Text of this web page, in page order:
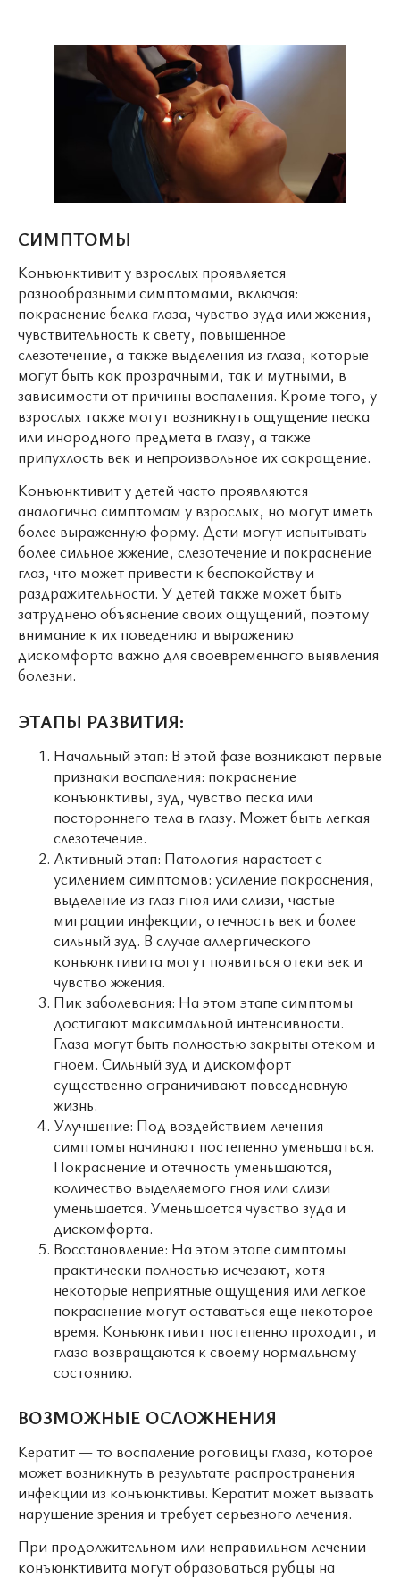
СИМПТОМЫ
Конъюнктивит у взрослых проявляется
разнообразными симптомами, включая:
покраснение белка глаза, чувство зуда или жжения,
чувствительность к свету, повышенное
слезотечение, а также выделения из глаза, которые
могут быть как прозрачными, так и мутными, в
зависимости от причины воспаления. Кроме того, у
взрослых также могут возникнуть ощущение песка
или инородного предмета в глазу, а также
припухлость век и непроизвольное их сокращение.
Конъюнктивит у детей часто проявляются
аналогично симптомам у взрослых, но могут иметь
более выраженную форму. Дети могут испытывать
более сильное жжение, слезотечение и покраснение
глаз, что может привести к беспокойству и
раздражительности. У детей также может быть
затруднено объяснение своих ощущений, поэтому
внимание к их поведению и выражению
дискомфорта важно для своевременного выявления
болезни.
ЭТАПЫ РАЗВИТИЯ:
Начальный этап: В этой фазе возникают первые
признаки воспаления: покраснение
конъюнктивы, зуд, чувство песка или
постороннего тела в глазу. Может быть легкая
слезотечение.
Активный этап: Патология нарастает с
усилением симптомов: усиление покраснения,
выделение из глаз гноя или слизи, частые
миграции инфекции, отечность век и более
сильный зуд. В случае аллергического
конъюнктивита могут появиться отеки век и
чувство жжения.
Пик заболевания: На этом этапе симптомы
достигают максимальной интенсивности.
Глаза могут быть полностью закрыты отеком и
гноем. Сильный зуд и дискомфорт
существенно ограничивают повседневную
жизнь.
Улучшение: Под воздействием лечения
симптомы начинают постепенно уменьшаться.
Покраснение и отечность уменьшаются,
количество выделяемого гноя или слизи
уменьшается. Уменьшается чувство зуда и
дискомфорта.
Восстановление: На этом этапе симптомы
практически полностью исчезают, хотя
некоторые неприятные ощущения или легкое
покраснение могут оставаться еще некоторое
время. Конъюнктивит постепенно проходит, и
глаза возвращаются к своему нормальному
состоянию.
ВОЗМОЖНЫЕ ОСЛОЖНЕНИЯ
Кератит — то воспаление роговицы глаза, которое
может возникнуть в результате распространения
инфекции из конъюнктивы. Кератит может вызвать
нарушение зрения и требует серьезного лечения.
При продолжительном или неправильном лечении
конъюнктивита могут образоваться рубцы на